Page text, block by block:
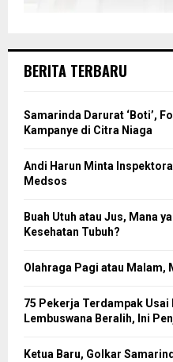
BERITA TERBARU
Samarinda Darurat ‘Boti’,
Kampanye di Citra Niaga
Andi Harun Minta
Medsos
Buah Utuh atau Jus, Mana
Kesehatan Tubuh?
Olahraga Pagi atau Malam,
75 Pekerja Terdampak Usai
Lembuswana Beralih, Ini
Ketua Baru, Golkar